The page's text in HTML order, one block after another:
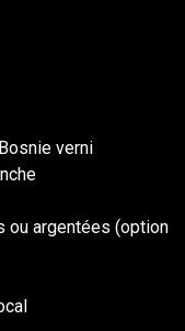
verni
ou argentées (option